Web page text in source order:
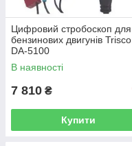
Цифровий стробоскоп для
бензинових двигунів Trisco
DA-5100
В наявності
7 810 ₴
Купити